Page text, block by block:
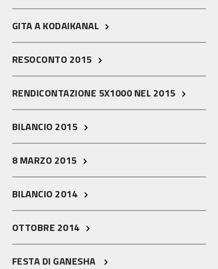
GITA A KODAIKANAL
RESOCONTO 2015
RENDICONTAZIONE 5X1000 NEL 2015
BILANCIO 2015
8 MARZO 2015
BILANCIO 2014
OTTOBRE 2014
FESTA DI GANESHA